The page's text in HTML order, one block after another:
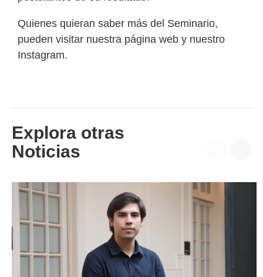
Quienes quieran saber más del Seminario,
pueden visitar nuestra página web y nuestro
Instagram.
Explora otras
Noticias